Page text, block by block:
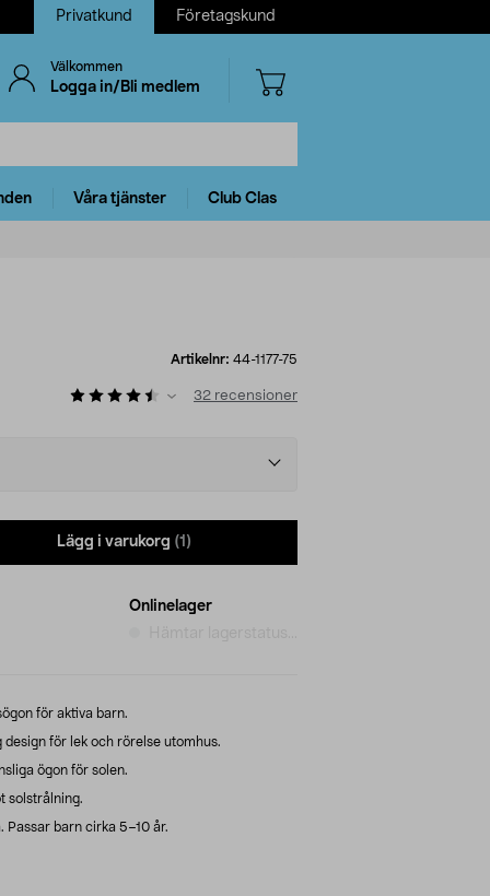
Privatkund Företagskund
Välkommen
Logga in/Bli medlem
Våra tjänster Club Clas
Artikelnr: 44-1177-75
32 recensioner
Lägg i varukorg (1)
Onlinelager
för aktiva barn.
för lek och rörelse utomhus.
ögon för solen.
solstrålning.
Passar barn cirka 5–10 år.